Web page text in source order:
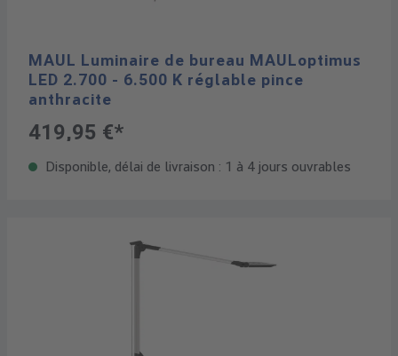
MAUL Luminaire de bureau MAULoptimus
LED 2.700 - 6.500 K réglable pince
anthracite
419,95 €*
Disponible, délai de livraison : 1 à 4 jours ouvrables